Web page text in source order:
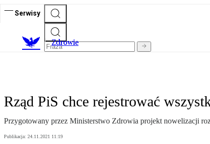
Serwisy
Zdrowie
Rząd PiS chce rejestrować
Przygotowany przez Ministerstwo Zdrowia projekt nowelizacji
Publikacja: 24.11.2021 11:19